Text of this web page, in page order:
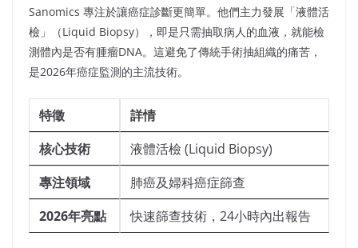
Sanomics 專注於讓癌症診斷更簡單。他們主力發展「液體活
檢」（Liquid Biopsy），即是只需抽取病人的血液，就能檢
測體內是否有腫瘤DNA。這避免了傳統手術抽組織的痛苦，
是2026年癌症監測的主流技術。
特徵
詳情
核心技術
液體活檢 (Liquid Biopsy)
專注領域
肺癌及婦科癌症篩查
2026年亮點
快速篩查技術，24小時內出報告